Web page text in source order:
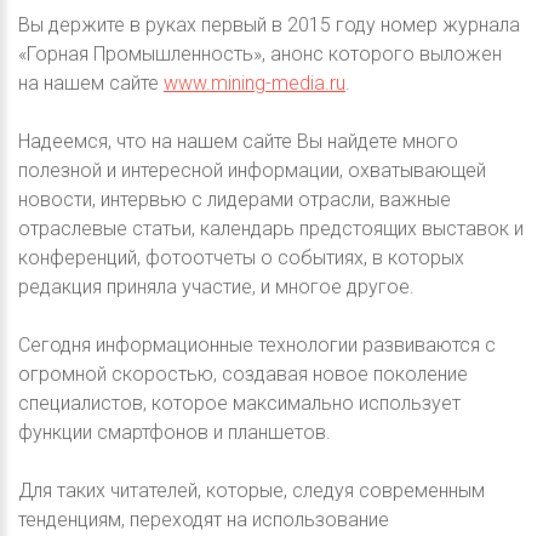
Вы держите в руках первый в 2015 году номер журнала
«Горная Промышленность», анонс которого выложен
на нашем сайте www.mining-media.ru.
Надеемся, что на нашем сайте Вы найдете много
полезной и интересной информации, охватывающей
новости, интервью с лидерами отрасли, важные
отраслевые статьи, календарь предстоящих выставок и
конференций, фотоотчеты о событиях, в которых
редакция приняла участие, и многое другое.
Сегодня информационные технологии развиваются с
огромной скоростью, создавая новое поколение
специалистов, которое максимально использует
функции смартфонов и планшетов.
Для таких читателей, которые, следуя современным
тенденциям, переходят на использование